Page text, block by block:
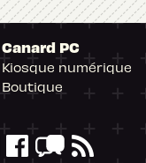
Canard PC
Kiosque numérique
Boutique